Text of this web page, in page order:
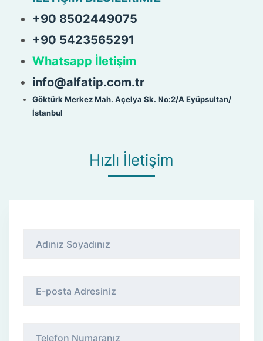
+90 8502449075
+90 5423565291
Whatsapp İletişim
info@alfatip.com.tr
Göktürk Merkez Mah. Açelya Sk. No:2/A Eyüpsultan/
İstanbul
Hızlı İletişim